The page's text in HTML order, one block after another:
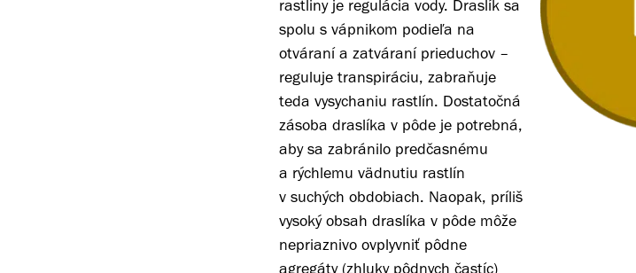
rastliny je regulácia vody. Draslík sa
spolu s vápnikom podieľa na
otváraní a zatváraní prieduchov –
reguluje transpiráciu, zabraňuje
teda vysychaniu rastlín. Dostatočná
zásoba draslíka v pôde je potrebná,
aby sa zabránilo predčasnému
a rýchlemu vädnutiu rastlín
v suchých obdobiach. Naopak, príliš
vysoký obsah draslíka v pôde môže
nepriaznivo ovplyvniť pôdne
agregáty (zhluky pôdnych častíc)